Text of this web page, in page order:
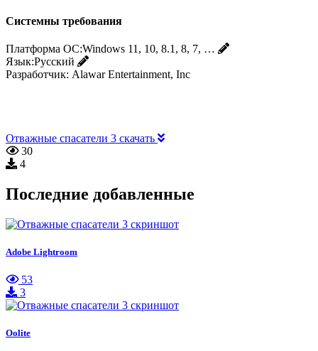
Системны требования
Платформа ОС:Windows 11, 10, 8.1, 8, 7, …
Язык:Русский
Разработчик: Alawar Entertainment, Inc
Отважные спасатели 3 скачать
30
4
Последние добавленные
Adobe Lightroom
53
3
Oolite